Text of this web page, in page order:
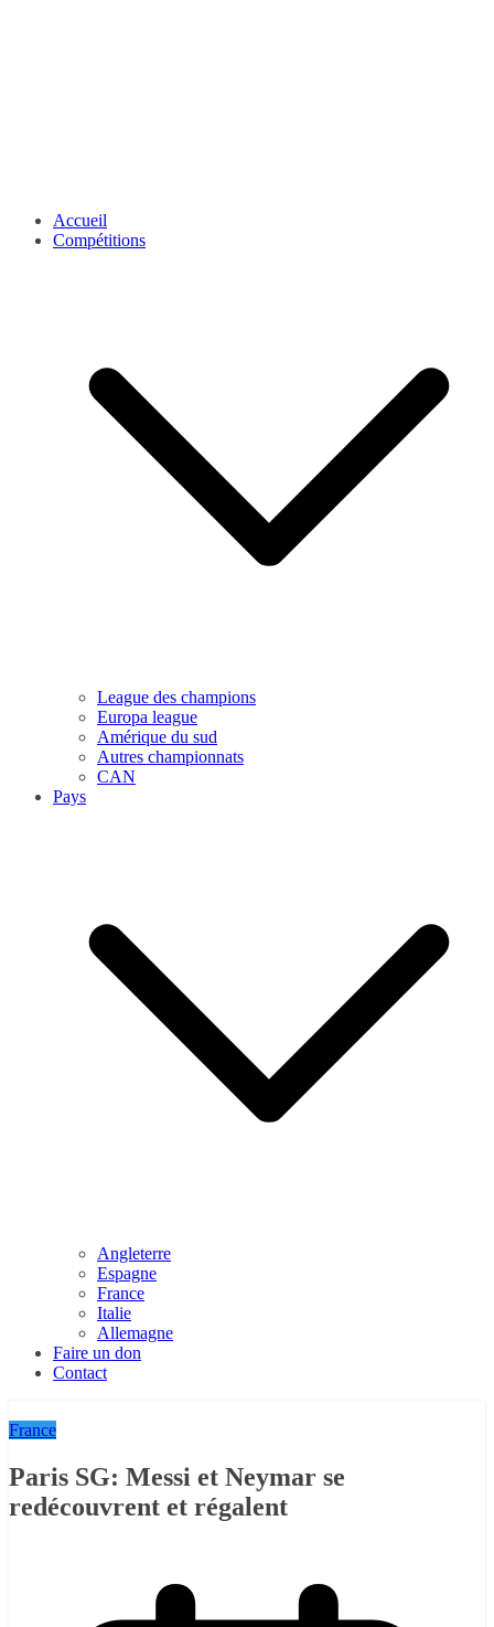
Accueil
Compétitions
League des champions
Europa league
Amérique du sud
Autres championnats
CAN
Pays
Angleterre
Espagne
France
Italie
Allemagne
Faire un don
Contact
France
Paris SG: Messi et Neymar se
redécouvrent et régalent